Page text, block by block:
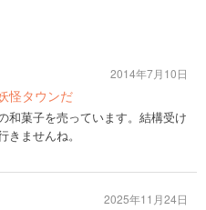
怪タウンだ
和菓子を売っています。結構受け
ませんね。
2014年7月10日
2025年11月24日